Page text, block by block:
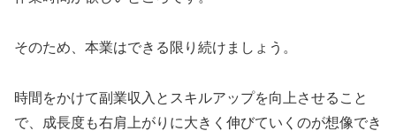
そのため、本業はできる限り続けましょう。
時間をかけて副業収入とスキルアップを向上させること
で、成長度も右肩上がりに大きく伸びていくのが想像でき